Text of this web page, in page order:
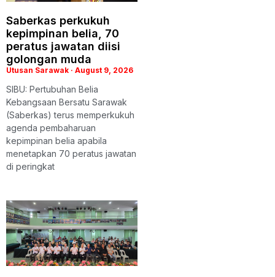
Saberkas perkukuh
kepimpinan belia, 70
peratus jawatan diisi
golongan muda
Utusan Sarawak August 9, 2026
SIBU: Pertubuhan Belia
Kebangsaan Bersatu Sarawak
(Saberkas) terus memperkukuh
agenda pembaharuan
kepimpinan belia apabila
menetapkan 70 peratus jawatan
di peringkat